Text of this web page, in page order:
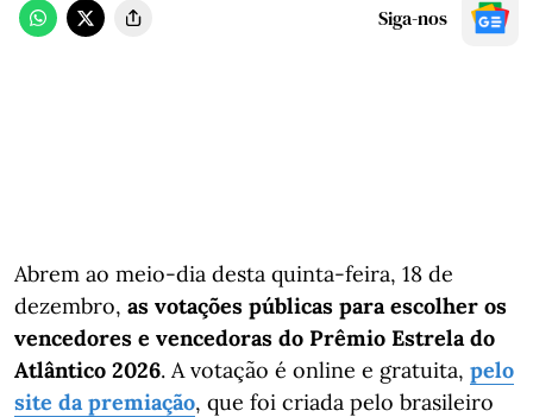
Siga-nos
Abrem ao meio-dia desta quinta-feira, 18 de
dezembro, as votações públicas para escolher os
vencedores e vencedoras do Prêmio Estrela do
Atlântico 2026. A votação é online e gratuita, pelo
site da premiação, que foi criada pelo brasileiro